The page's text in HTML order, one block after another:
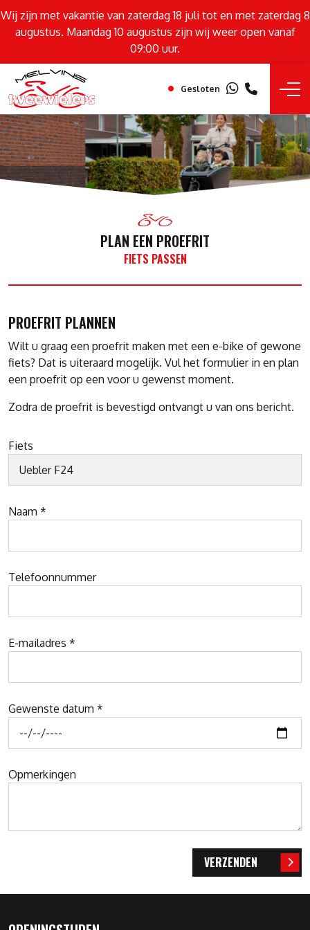
Wij zijn met vakantie van zaterdag 18 juli tot en met zaterdag 8
augustus. Maandag 10 augustus zijn wij weer open vanaf
09:00 uur.
Gesloten
PLAN EEN PROEFRIT
FIETS PASSEN
PROEFRIT PLANNEN
Wilt u graag een proefrit maken met een e-bike of gewone
fiets? Dat is uiteraard mogelijk. Vul het formulier in en plan
een proefrit op een voor u gewenst moment.
Zodra de proefrit is bevestigd ontvangt u van ons bericht.
Fiets
Naam *
Telefoonnummer
E-mailadres *
Gewenste datum *
Opmerkingen
VERZENDEN